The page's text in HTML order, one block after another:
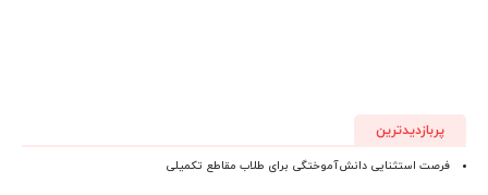
پربازدیدترین
فرصت استثنایی دانش‌آموختگی برای طلاب مقاطع تکمیلی